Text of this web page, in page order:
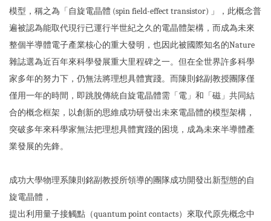
模型，稱之為「自旋電晶體 (spin field-effect transistor) 」，此概念普
遍被認為能取代現行已運行半世紀之久的電晶體架構，而成為未來
整個半導體電子產業核心的重大發明，也因此被國際知名的Nature
雜誌選為近百年來科學發展重大里程碑之一。但在全世界許多科學
家多年的努力下，仍無法將理想具體實踐。而陳則銘副教授團隊僅
僅用一年的時間，即跳脫傳統自旋電晶體需「電」和「磁」共同結
合的概念框架，以創新的思維成功研發出未來電晶體的模型架構，
突破多年來科學家無法把理想具體實踐的困境，成為未來半導體產
業發展的先鋒。
成功大學物理系陳則銘副教授所領導的團隊成功開發出新型態的自
旋電晶體，
提出利用量子接觸點（quantum point contacts）來取代原先概念中